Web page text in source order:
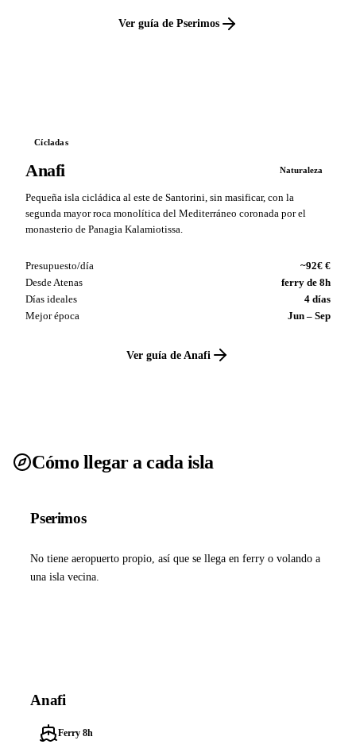
Ver guía de Pserimos
Cícladas
Anafi Naturaleza
Pequeña isla cicládica al este de Santorini, sin masificar, con la
segunda mayor roca monolítica del Mediterráneo coronada por el
monasterio de Panagia Kalamiotissa.
Presupuesto/día
~92€ €
Desde Atenas
ferry de 8h
Días ideales
4 días
Mejor época
Jun – Sep
Ver guía de Anafi
Cómo llegar a cada isla
Pserimos
No tiene aeropuerto propio, así que se llega en ferry o volando a
una isla vecina.
Anafi
Ferry 8h